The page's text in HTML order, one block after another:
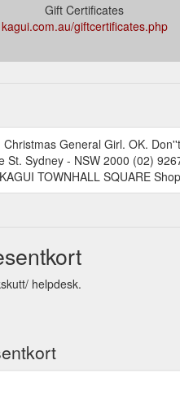
Gift Certificates
kagui.com.au/giftcertificates.php
General Girl. OK.
Sydney - NSW 2000 (02)
TOWNHALL SQUARE
helpdesk.